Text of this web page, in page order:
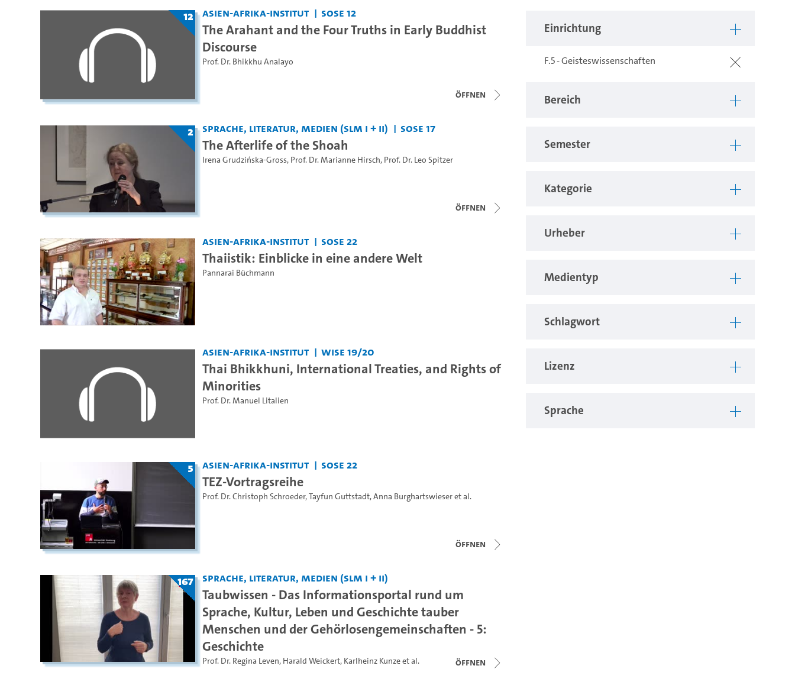
Einrichtung
F.5 - Geisteswissenschaften
Bereich
Semester
Kategorie
Urheber
Medientyp
Schlagwort
Lizenz
Sprache
12 Asien-Afrika-Institut SoSe 12
The Arahant and the Four Truths in Early Buddhist
Discourse
Prof. Dr. Bhikkhu Analayo
Öffnen
2 Sprache, Literatur, Medien (SLM I + II) SoSe 17
The Afterlife of the Shoah
Irena Grudzińska-Gross, Prof. Dr. Marianne Hirsch, Prof. Dr. Leo Spitzer
Öffnen
Asien-Afrika-Institut SoSe 22
Thaiistik: Einblicke in eine andere Welt
Pannarai Büchmann
Asien-Afrika-Institut WiSe 19/20
Thai Bhikkhuni, International Treaties, and Rights of
Minorities
Prof. Dr. Manuel Litalien
5 Asien-Afrika-Institut SoSe 22
TEZ-Vortragsreihe
Prof. Dr. Christoph Schroeder,Tayfun Guttstadt,Anna Burghartswieseret al.
Öffnen
167 Sprache, Literatur, Medien (SLM I + II)
Taubwissen - Das Informationsportal rund um
Sprache, Kultur, Leben und Geschichte tauber
Menschen und der Gehörlosengemeinschaften - 5:
Geschichte
Prof. Dr. Regina Leven, Harald Weickert, Karlheinz Kunzeet al. Öffnen